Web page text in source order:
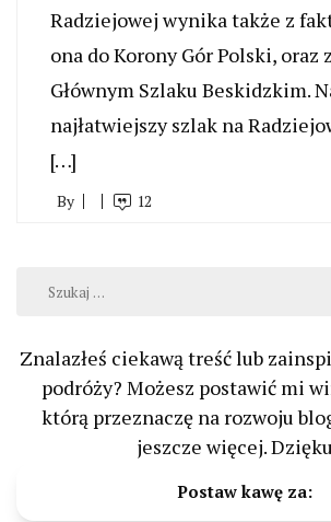
Radziejowej wynika także z
ona do Korony Gór Polski, oraz
Głównym Szlaku Beskidzkim.
najłatwiejszy szlak na
[…]
By 12
Szukaj:
Znalazłeś ciekawą treść lub
podróży? Możesz postawić mi
którą przeznaczę na rozwoju
jeszcze więcej.
Postaw kawę za: